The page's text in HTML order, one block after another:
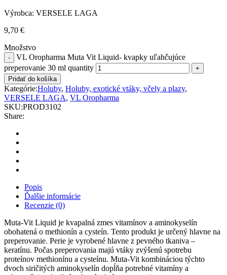
Výrobca: VERSELE LAGA
9,70 €
Množstvo
VL Oropharma Muta Vit Liquid- kvapky uľahčujúce
preperovanie 30 ml quantity
Pridať do košíka
Kategórie:Holuby, Holuby, exotické vtáky, včely a plazy,
VERSELE LAGA, VL Oropharma
SKU:PROD3102
Share:
Popis
Ďalšie informácie
Recenzie (0)
Muta-Vit Liquid je kvapalná zmes vitamínov a aminokyselín
obohatená o methionín a cysteín. Tento produkt je určený hlavne na
preperovanie. Perie je vyrobené hlavne z pevného tkaniva –
keratínu. Počas preperovania majú vtáky zvýšenú spotrebu
proteínov methionínu a cysteínu. Muta-Vit kombináciou týchto
dvoch siričitých aminokyselín dopĺňa potrebné vitamíny a